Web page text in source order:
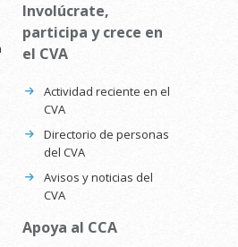
Involúcrate,
participa y crece en
el CVA
Actividad reciente en el
CVA
Directorio de personas
del CVA
Avisos y noticias del
CVA
Apoya al CCA